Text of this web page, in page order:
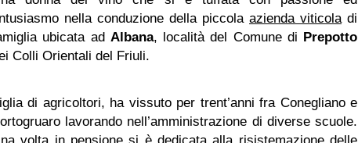
nella conduzione della piccola azienda viticoladi
ubicata ad Albana, località del Comune di Prepotto
Colli Orientali del Friuli.
di agricoltori, ha vissuto per trent’anni fra Conegliano e
lavorando nell’amministrazione di diverse scuole.